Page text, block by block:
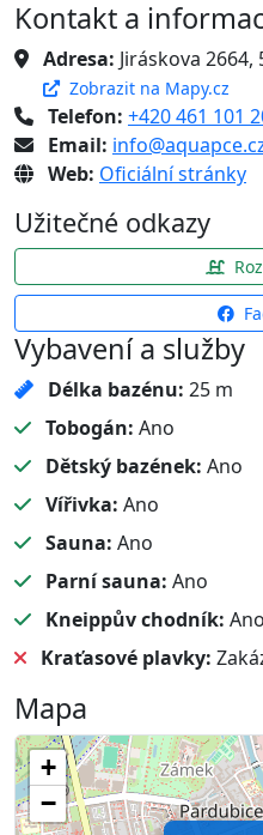
Kontakt a
Adresa: Jiráskova
Zobrazit na Mapy.cz
Telefon: +420 461 101
Email:
Web: Oficiální stránky
Užitečné odkazy
Vybavení a služby
Délka bazénu: 25 m
Tobogán: Ano
Dětský bazének: Ano
Vířivka: Ano
Sauna: Ano
Parní sauna: Ano
Kneippův chodník: Ano
Kraťasové plavky:
Mapa
+
−